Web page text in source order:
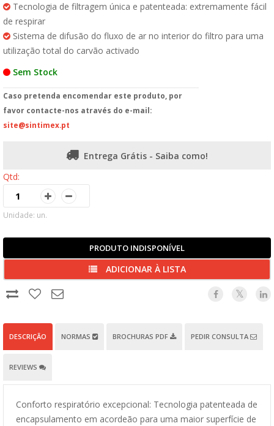
Tecnologia de filtragem única e patenteada: extremamente fácil
de respirar
Sistema de difusão do fluxo de ar no interior do filtro para uma
utilização total do carvão activado
Sem Stock
Caso pretenda encomendar este produto, por
favor contacte-nos através do e-mail:
site@sintimex.pt
Entrega Grátis - Saiba como!
Qtd:
Unidade: un.
PRODUTO INDISPONÍVEL
ADICIONAR À LISTA
DESCRIÇÃO NORMAS BROCHURAS PDF PEDIR CONSULTA
REVIEWS
Conforto respiratório excepcional: Tecnologia patenteada de
encapsulamento em acordeão para uma maior superfície de